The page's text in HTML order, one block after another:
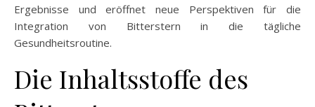
Ergebnisse und eröffnet neue Perspektiven für die
Integration von Bitterstern in die tägliche
Gesundheitsroutine.
Die Inhaltsstoffe des